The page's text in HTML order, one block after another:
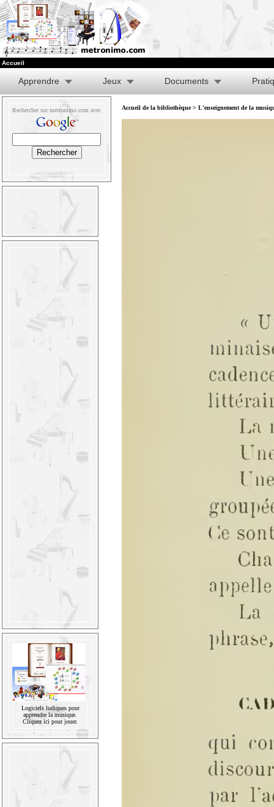
Accueil
Apprendre Jeux Documents
Rechercher sur metronimo.com avec
Logiciels ludiques pour
apprendre la musique.
Cliquez ici pour jouer.
Accueil de la bibliothèque> L'enseignement de la